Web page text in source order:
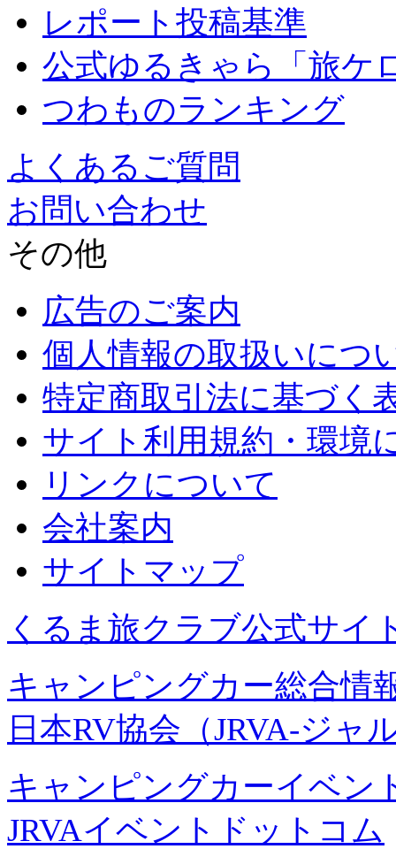
レポート投稿基準
公式ゆるきゃら「旅ケ
つわものランキング
よくあるご質問
お問い合わせ
その他
広告のご案内
個人情報の取扱いにつ
特定商取引法に基づく
サイト利用規約・環境
リンクについて
会社案内
サイトマップ
くるま旅クラブ公式サイ
キャンピングカー総合情
日本RV協会（JRVA-ジャ
キャンピングカーイベン
JRVAイベントドットコム